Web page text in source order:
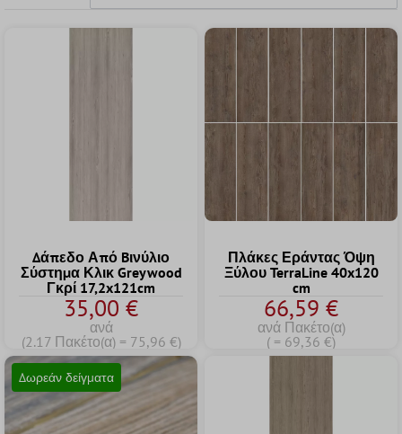
Δάπεδο Από Bινύλιο
Σύστημα Κλικ Greywood
Γκρί 17,2x121cm
35,00 €
ανά
(2.17 Πακέτο(α) = 75,96 €)
Πλάκες Εράντας Όψη
Ξύλου TerraLine 40x120
cm
66,59 €
ανά Πακέτο(α)
( = 69,36 €)
Δωρεάν δείγματα